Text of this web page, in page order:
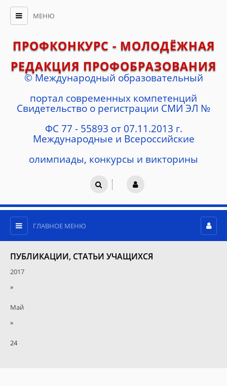
МЕНЮ
ПРОФКОНКУРС - МОЛОДЁЖНАЯ
РЕДАКЦИЯ ПРОФОБРАЗОВАНИЯ
© Международный образовательный
портал современных компетенций
Cвидетельство о регистрации СМИ ЭЛ №
ФС 77 - 55893 от 07.11.2013 г.
Международные и Всероссийские
олимпиады, конкурсы и викторины
ГЛАВНОЕ МЕНЮ
ПУБЛИКАЦИИ, СТАТЬИ УЧАЩИХСЯ
2017
»
Май
»
24